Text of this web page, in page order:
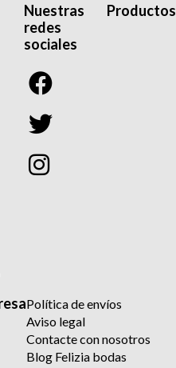
Nuestras
redes
sociales
Productos
Política de envíos
Aviso legal
Contacte con nosotros
Blog Felizia bodas